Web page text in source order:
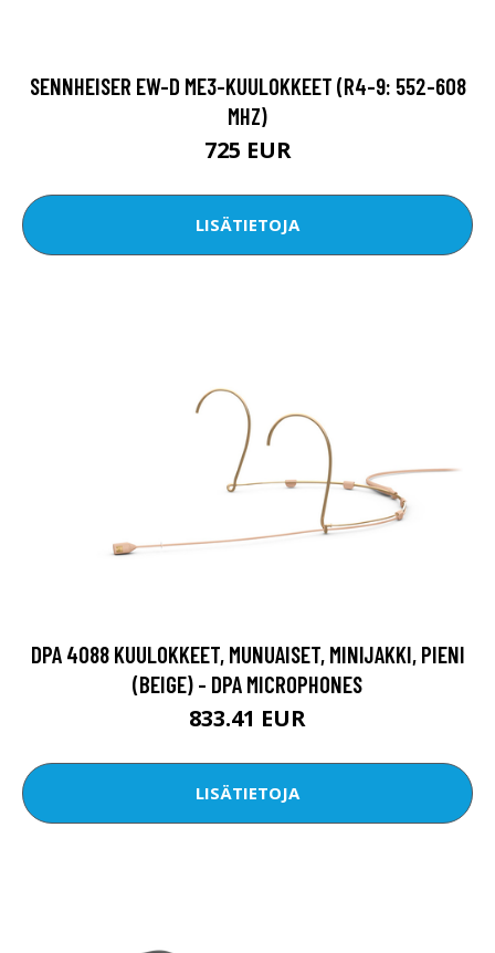
SENNHEISER EW-D ME3-KUULOKKEET (R4-9: 552-608
MHZ)
725 EUR
LISÄTIETOJA
DPA 4088 KUULOKKEET, MUNUAISET, MINIJAKKI, PIENI
(BEIGE) - DPA MICROPHONES
833.41 EUR
LISÄTIETOJA